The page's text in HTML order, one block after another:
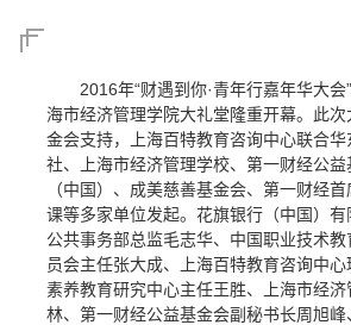
2016年“财遇到你·青年行嘉年华大
海市经济管理学院大礼堂隆重开幕。此
金会支持，上海百特教育咨询中心联合华
社、上海市经济管理学校、第一财经公益
（中国）、成美慈善基金会、第一财经
课等多家单位发起。花旗银行（中国）
公共事务部总监毛志华、中国职业技术
员会主任张大成、上海百特教育咨询中
素养教育研究中心主任王胜、上海市经
林、第一财经公益基金会副秘书长周旭